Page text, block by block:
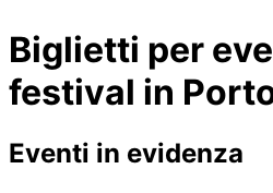
Aiuto per il partecipante Ho
Login Promuovi
Biglietti per
festival in
Eventi in evidenza